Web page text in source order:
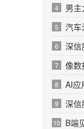
4 男
5 汽车油
6 深信服：
7 像数据录
8 AI应用
9 深信
10 B端